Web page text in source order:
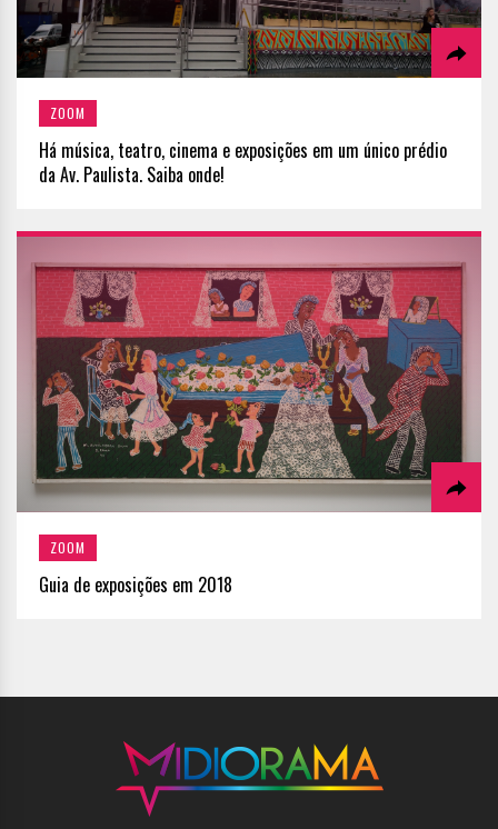
ZOOM
Há música, teatro, cinema e exposições em um único prédio
da Av. Paulista. Saiba onde!
ZOOM
Guia de exposições em 2018